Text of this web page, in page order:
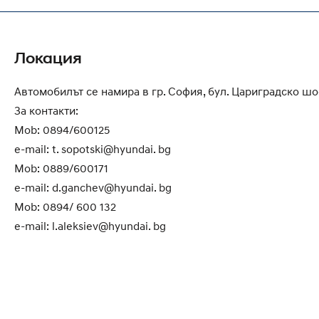
Локация
Автомобилът се намира в гр. София, бул. Цариградско
За контакти:
Mob: 0894/600125
e-mail: t. sopotski@hyundai. bg
Mob: 0889/600171
e-mail: d.ganchev@hyundai. bg
Mob: 0894/ 600 132
e-mail: l.aleksiev@hyundai. bg